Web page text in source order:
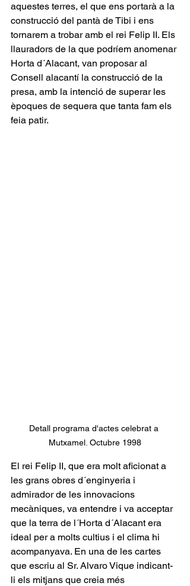
aquestes terres, el que ens portarà a la
construcció del pantà de Tibi i ens
tornarem a trobar amb el rei Felip II. Els
llauradors de la que podríem anomenar
Horta d´Alacant, van proposar al
Consell alacantí la construcció de la
presa, amb la intenció de superar les
èpoques de sequera que tanta fam els
feia patir.
Detall programa d'actes celebrat a
Mutxamel. Octubre 1998
El rei Felip II, que era molt aficionat a
les grans obres d´enginyeria i
admirador de les innovacions
mecàniques, va entendre i va acceptar
que la terra de l´Horta d´Alacant era
ideal per a molts cultius i el clima hi
acompanyava. En una de les cartes
que escriu al Sr. Alvaro Vique indicant-
li els mitjans que creia més